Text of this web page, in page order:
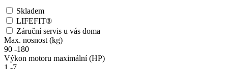
Skladem
LIFEFIT®
Záruční servis u vás doma
Max. nosnost (kg)
90 -180
Výkon motoru maximální (HP)
1 -7